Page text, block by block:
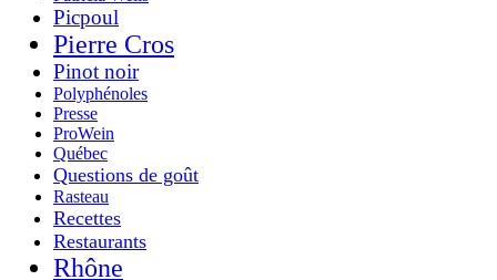
Picpoul
Pierre Cros
Pinot noir
Polyphénoles
Presse
ProWein
Québec
Questions de goût
Rasteau
Recettes
Restaurants
Rhône